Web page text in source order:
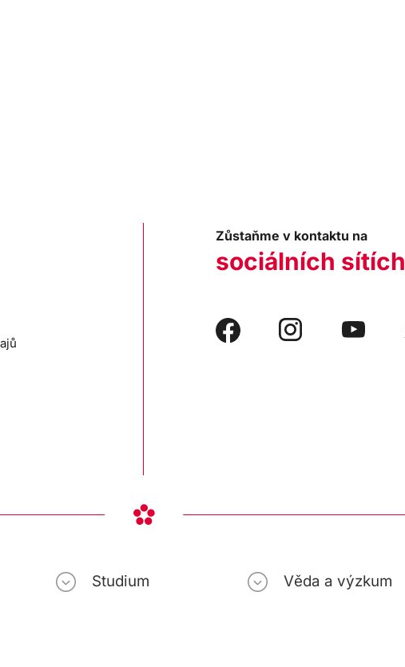
Zůstaňme v kontaktu na
sociálních sítích
Studium Věda a výzkum